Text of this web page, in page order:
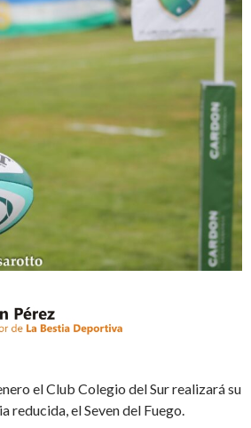
el Club Colegio del Sur realizará su
reducida, el Seven del Fuego.